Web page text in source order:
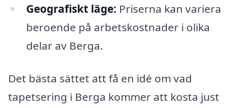
Geografiskt läge: Priserna kan variera
beroende på arbetskostnader i olika
delar av Berga.
Det bästa sättet att få en idé om vad
tapetsering i Berga kommer att kosta just